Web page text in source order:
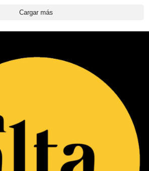
Cargar más